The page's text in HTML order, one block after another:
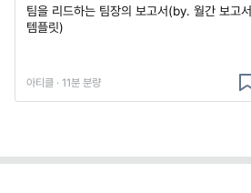
팀을 리드하는 팀장의 보고서(by. 월간 보고서
템플릿)
아티클 · 11분 분량